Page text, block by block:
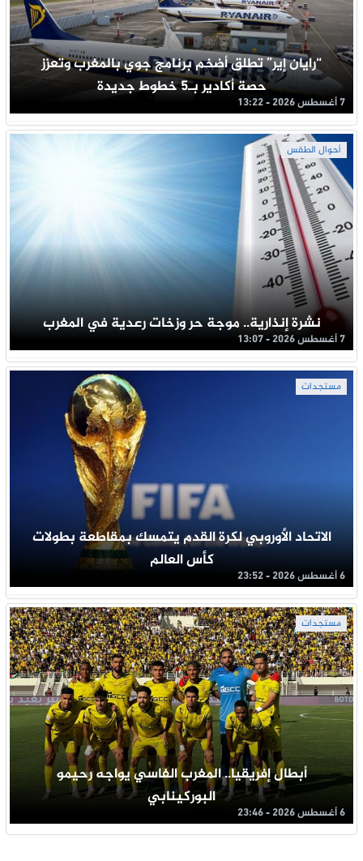
“رايان إير” تطلق أضخم برنامج جوي بالمغرب وتعزز
حصة أكادير بـ5 خطوط جديدة
7 أغسطس 2026 - 13:22
أحوال الطقس
نشرة إنذارية.. موجة حر وزخات رعدية في المغرب
7 أغسطس 2026 - 13:07
مستجدات
الاتحاد الأوروبي لكرة القدم يتمسك بمقاطعة بطولات
كأس العالم
6 أغسطس 2026 - 23:52
مستجدات
أبطال إفريقيا.. المغرب الفاسي يواجه رحيمو
البوركينابي
6 أغسطس 2026 - 23:46